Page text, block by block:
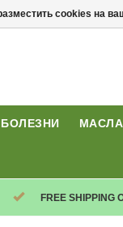
БОЛЕЗНИ МАСЛА
FREE SHIPPING
cookies на